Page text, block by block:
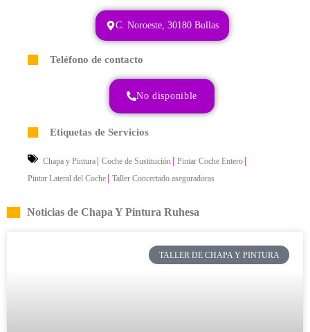
C. Noroeste, 30180 Bullas
Teléfono de contacto
No disponible
Etiquetas de Servicios
Chapa y Pintura Coche de Sustitución Pintar Coche Entero
Pintar Lateral del Coche Taller Concertado aseguradoras
Noticias de Chapa Y Pintura Ruhesa
TALLER DE CHAPA Y PINTURA